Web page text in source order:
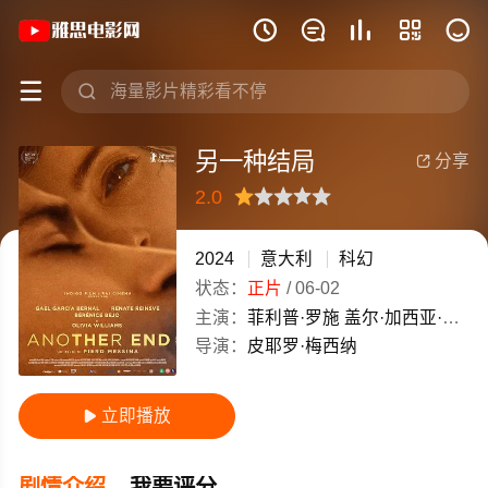
    
 
《另一种结局》(2024)意大利英语 / 西
 分享
另一种结局
2.0
很差 推荐力荐
2024 意大利
科幻
状态： 正片 /06-02
主演： 菲利普·罗施 盖尔·加西亚·贝纳尔
导演： 皮耶罗·梅西纳
 立即播放